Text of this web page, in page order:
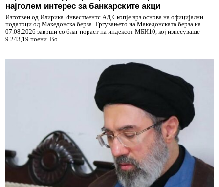
најголем интерес за банкарските акци
Изготвен од Илирика Инвестментс АД Скопје врз основа на официјални
податоци од Македонска берза. Тргувањето на Македонската берза на
07.08.2026 заврши со благ пораст на индексот МБИ10, кој изнесуваше
9.243,19 поени. Во